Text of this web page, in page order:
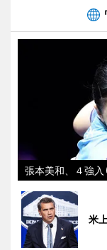
張本美和、４強入
米